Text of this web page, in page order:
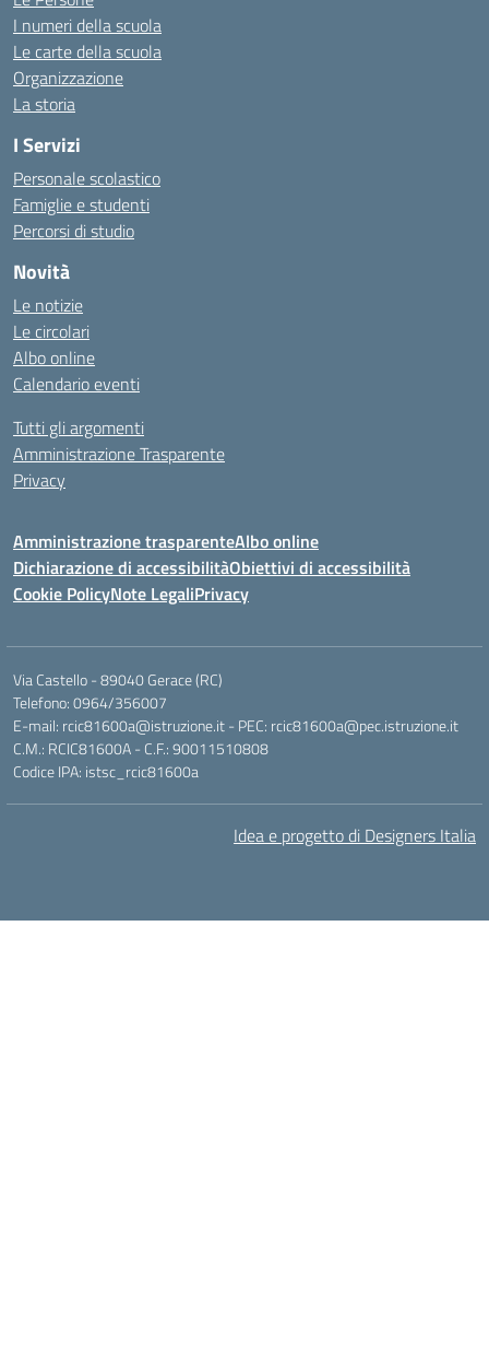
I numeri della scuola
Le carte della scuola
Organizzazione
La storia
I Servizi
Personale scolastico
Famiglie e studenti
Percorsi di studio
Novità
Le notizie
Le circolari
Albo online
Calendario eventi
Tutti gli argomenti
Amministrazione Trasparente
Privacy
Amministrazione trasparenteAlbo online
Dichiarazione di accessibilitàObiettivi di accessibilità
Cookie PolicyNote LegaliPrivacy
Via Castello - 89040 Gerace (RC)
Telefono: 0964/356007
E-mail: rcic81600a@istruzione.it - PEC: rcic81600a@pec.istruzione.it
C.M.: RCIC81600A - C.F.: 90011510808
Codice IPA: istsc_rcic81600a
Idea e progetto di Designers Italia